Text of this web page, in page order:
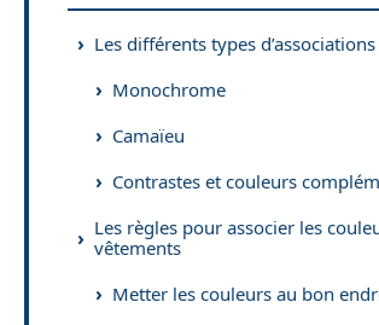
Les différents types
Monochrome
Camaïeu
Contrastes et couleurs
Les règles pour associer les
vêtements
Metter les couleurs au bon